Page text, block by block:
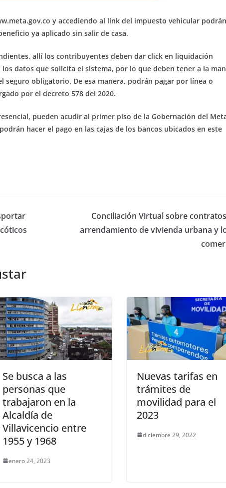
y accediendo al link del impuesto vehicular podrán
ya aplicado sin salir de casa.
allí los contribuyentes deben dar click en liquidación
datos que solicita el sistema, por lo que deben tener a la
seguro obligatorio. De esa manera, podrán pagar por línea o
por el decreto 578 del 2020.
pueden acudir al primer piso de la Gobernación del
hacer el pago en las cajas de los bancos ubicados en este
Conciliación Virtual sobre
arrendamiento de vivienda urbana y
Se busca a las
personas que
trabajaron en la
Alcaldía de
Villavicencio entre
1955 y 1968
enero 24, 2023
Nuevas tarifas en
trámites de
movilidad para el
2023
diciembre 29, 2022